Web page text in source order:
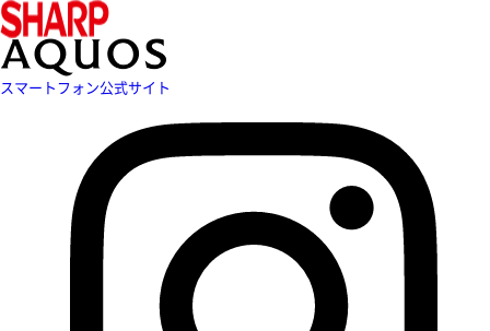
スマートフォン公式サイト